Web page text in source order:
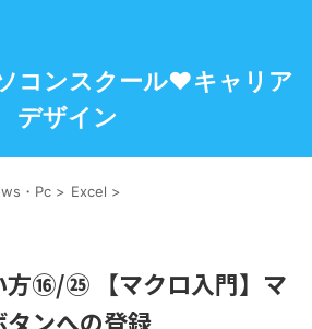
コンスクール♥キャリア
デザイン
・Pc > Excel >
方⑯/㉕ 【マクロ入門】マ
ンへの登録